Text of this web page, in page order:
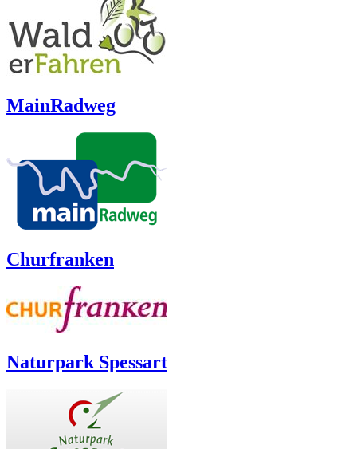
MainRadweg
Churfranken
Naturpark Spessart